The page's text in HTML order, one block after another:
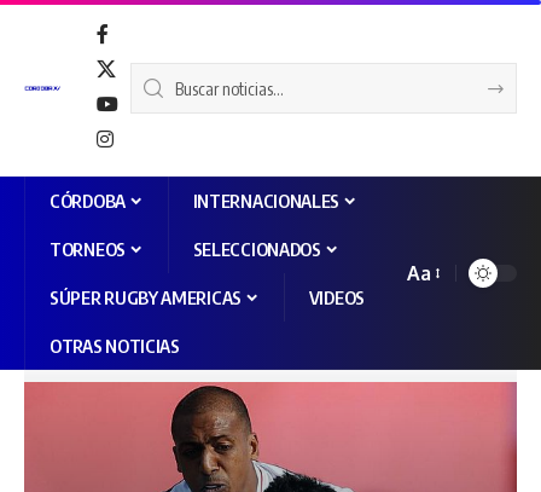
CÓRDOBA INTERNACIONALES
TORNEOS SELECCIONADOS
SÚPER RUGBY AMERICAS VIDEOS
OTRAS NOTICIAS
Aa